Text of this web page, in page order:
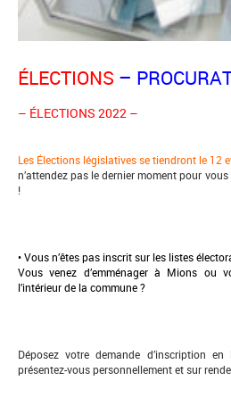
ÉLECTIONS –
– ÉLECTIONS 2022 –
Les Élections législatives se tiendront le 12
n’attendez pas le dernier moment pour
!
• Vous n’êtes pas inscrit sur les listes
Vous venez d’emménager à Mions ou
l’intérieur de la commune ?
Déposez votre demande d’inscription
présentez-vous personnellement et sur